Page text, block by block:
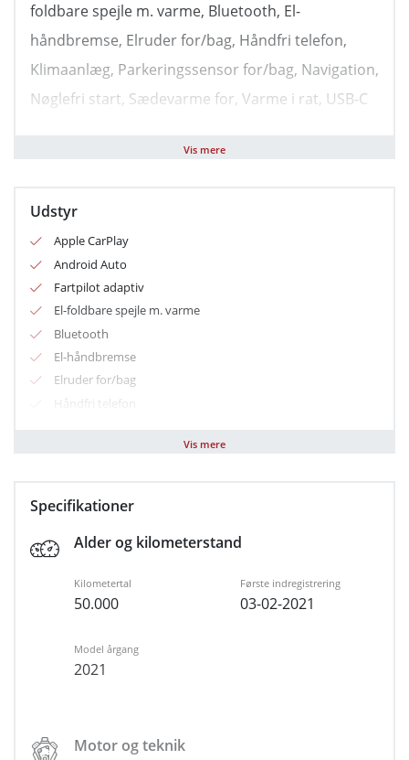
foldbare spejle m. varme, Bluetooth, El-
håndbremse, Elruder for/bag, Håndfri telefon,
Klimaanlæg, Parkeringssensor for/bag, Navigation,
Nøglefri start, Sædevarme for, Varme i rat, USB-C
cockpit, Kopholder, Justerbart rat, Airbag, Auto
Selealarm, Selestrammer, Skiltegenkendelse,
Træthedsregistrering, Vejbaneassistent,
Vis mere
Udstyr
Apple CarPlay
Android Auto
Fartpilot adaptiv
El-foldbare spejle m. varme
Bluetooth
El-håndbremse
Elruder for/bag
Håndfri telefon
Parkeringssensor for/bag
Nøglefri start
Varme i rat
Alufælge
LED kørelys
Digitalt cockpit
Auto hold
Vis mere
Specifikationer
Alder og kilometerstand
Kilometertal
50.000
Første indregistrering
03-02-2021
Model årgang
2021
Motor og teknik